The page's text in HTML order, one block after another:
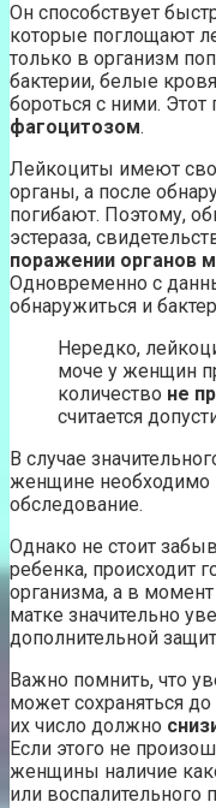
Он способствует
которые поглощают
только в организм
бактерии, белые
бороться с ними. Этот
фагоцитозом.
Лейкоциты имеют
органы, а после
погибают. Поэтому,
эстераза,
поражении органов
Одновременно с
обнаружиться и
Нередко,
моче у женщин
количество не
считается
В случае
женщине необходимо
обследование.
Однако не стоит
ребенка, происходит
организма, а в
матке значительно
дополнительной
Важно помнить, что
может сохраняться
их число должно
Если этого не
женщины наличие
или воспалительного